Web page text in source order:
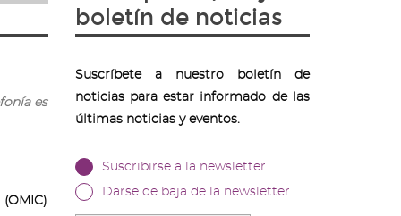
es
boletín de noticias
Suscríbete a nuestro boletín de
noticias para estar informado de las
últimas noticias y eventos.
Suscribirse a la newsletter
Darse de baja de la newsletter